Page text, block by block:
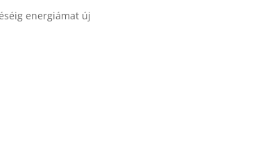
energiámat új